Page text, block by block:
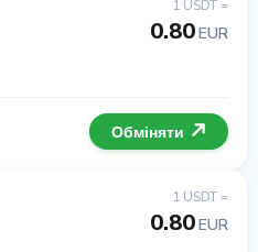
1 USDT =
0.80EUR
Обміняти
1 USDT =
0.80EUR